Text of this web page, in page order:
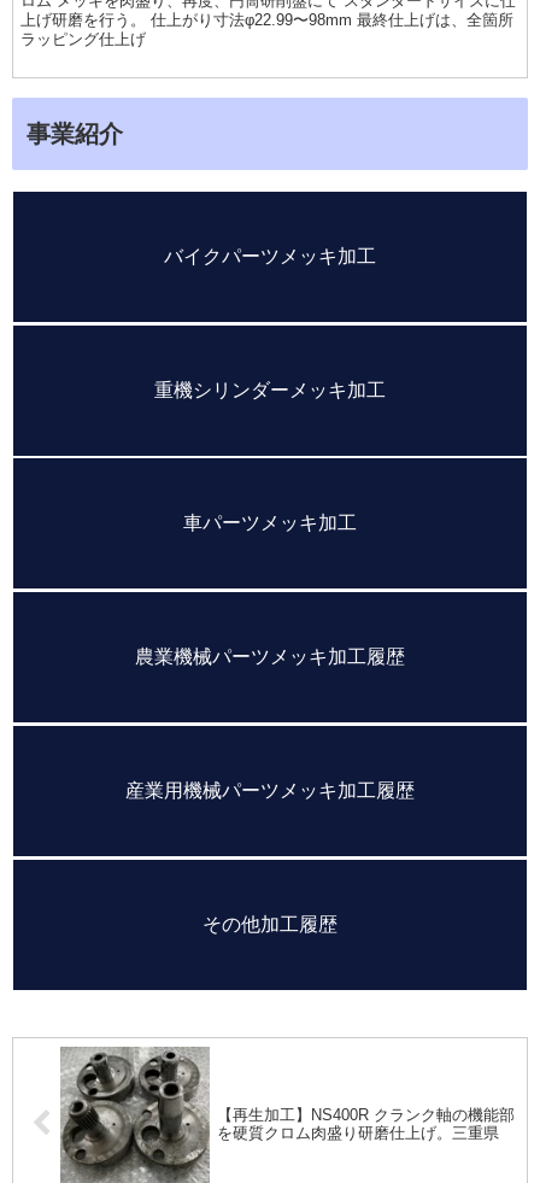
上げ研磨を行う。 仕上がり寸法φ22.99〜98mm 最終仕上げは、全箇所
ラッピング仕上げ
事業紹介
バイクパーツメッキ加工
重機シリンダーメッキ加工
車パーツメッキ加工
農業機械パーツメッキ加工履歴
産業用機械パーツメッキ加工履歴
その他加工履歴
【再生加工】NS400R クランク軸の機能部
を硬質クロム肉盛り研磨仕上げ。三重県